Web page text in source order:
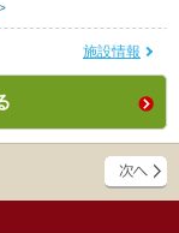
>
施設情報